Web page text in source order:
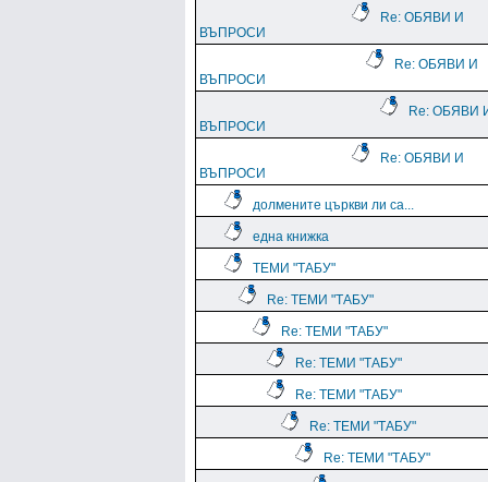
Re: ОБЯВИ И
ВЪПРОСИ
Re: ОБЯВИ И
ВЪПРОСИ
Re: ОБЯВИ
ВЪПРОСИ
Re: ОБЯВИ И
ВЪПРОСИ
долмените църкви ли са...
една книжка
ТЕМИ "ТАБУ"
Re: ТЕМИ "ТАБУ"
Re: ТЕМИ "ТАБУ"
Re: ТЕМИ "ТАБУ"
Re: ТЕМИ "ТАБУ"
Re: ТЕМИ "ТАБУ"
Re: ТЕМИ "ТАБУ"